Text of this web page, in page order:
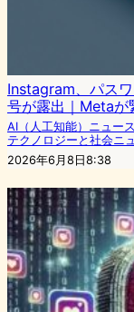
Instagram、パス
号が露出｜Metaが
AI（人工知能）ニュース
テクノロジーと社会ニ
2026年6月8日8:38